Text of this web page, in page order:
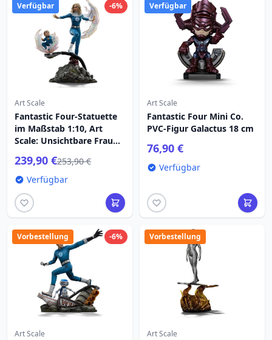
-6%
Verfügbar
Art Scale
Fantastic Four-Statuette
im Maßstab 1:10, Art
Scale: Unsichtbare Frau
239,90 €253,90 €
Verfügbar
Verfügbar
Art Scale
Fantastic Four Mini Co.
PVC-Figur Galactus 18 cm
76,90 €
Verfügbar
-6%
Vorbestellung
Art Scale
Vorbestellung
Art Scale